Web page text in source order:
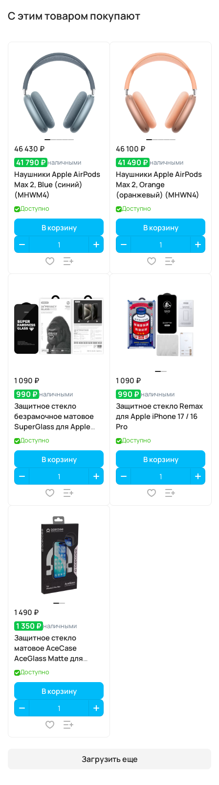
С этим товаром покупают
46 430 ₽
41 790 ₽ наличными
Наушники Apple AirPods
Max 2, Blue (синий)
(MHWM4)
Доступно
В корзину
46 100 ₽
41 490 ₽ наличными
Наушники Apple AirPods
Max 2, Orange
(оранжевый) (MHWN4)
Доступно
В корзину
1 090 ₽
990 ₽ наличными
Защитное стекло
безрамочное матовое
SuperGlass для Apple
iPhone 17 Air
Доступно
В корзину
1 090 ₽
990 ₽ наличными
Защитное стекло Remax
для Apple iPhone 17 / 16
Pro
Доступно
В корзину
1 490 ₽
1 350 ₽ наличными
Защитное стекло
матовое AceCase
AceGlass Matte для
Apple iPhone 17 Pro Max
Доступно
В корзину
Загрузить еще